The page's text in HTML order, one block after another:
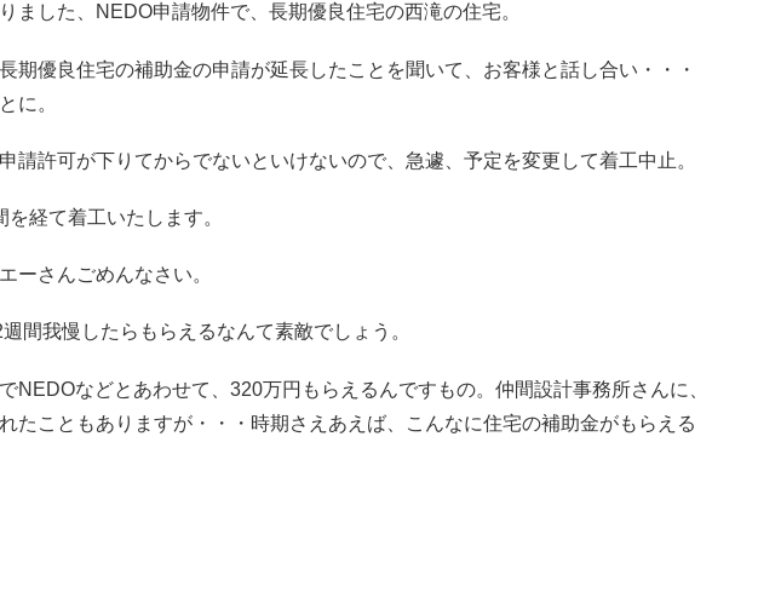
ました、NEDO申請物件で、長期優良住宅の西滝の住宅。
期優良住宅の補助金の申請が延長したことを聞いて、お客様と話し合い・・・
に。
請許可が下りてからでないといけないので、急遽、予定を変更して着工中止。
経て着工いたします。
ーさんごめんなさい。
間我慢したらもらえるなんて素敵でしょう。
NEDOなどとあわせて、320万円もらえるんですもの。仲間設計事務所さんに、
たこともありますが・・・時期さえあえば、こんなに住宅の補助金がもらえる